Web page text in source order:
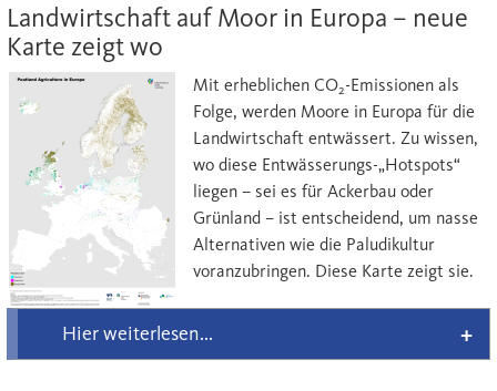
Landwirtschaft auf Moor in Europa – neue
Karte zeigt wo
Mit erheblichen CO2-Emissionen als
Folge, werden Moore in Europa für die
Landwirtschaft entwässert. Zu wissen,
wo diese Entwässerungs-„Hotspots“
liegen – sei es für Ackerbau oder
Grünland – ist entscheidend, um nasse
Alternativen wie die Paludikultur
voranzubringen. Diese Karte zeigt sie.
Hier weiterlesen...